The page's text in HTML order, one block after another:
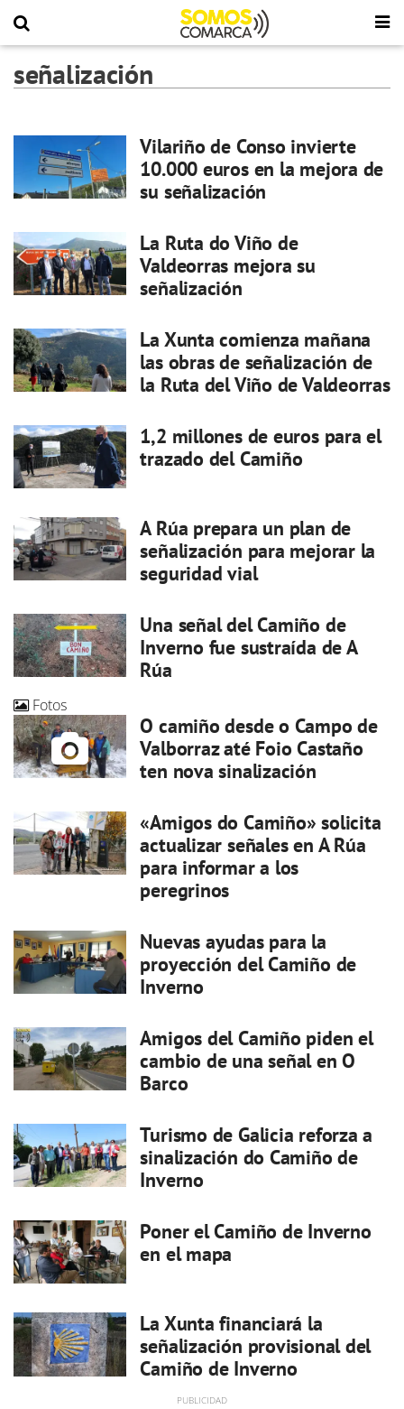
señalización
Vilariño de Conso invierte
10.000 euros en la mejora de
su señalización
La Ruta do Viño de
Valdeorras mejora su
señalización
La Xunta comienza mañana
las obras de señalización de
la Ruta del Viño de Valdeorras
1,2 millones de euros para el
trazado del Camiño
A Rúa prepara un plan de
señalización para mejorar la
seguridad vial
Una señal del Camiño de
Inverno fue sustraída de A
Rúa
Fotos
O camiño desde o Campo de
Valborraz até Foio Castaño
ten nova sinalización
«Amigos do Camiño» solicita
actualizar señales en A Rúa
para informar a los
peregrinos
Nuevas ayudas para la
proyección del Camiño de
Inverno
Amigos del Camiño piden el
cambio de una señal en O
Barco
Turismo de Galicia reforza a
sinalización do Camiño de
Inverno
Poner el Camiño de Inverno
en el mapa
La Xunta financiará la
señalización provisional del
Camiño de Inverno